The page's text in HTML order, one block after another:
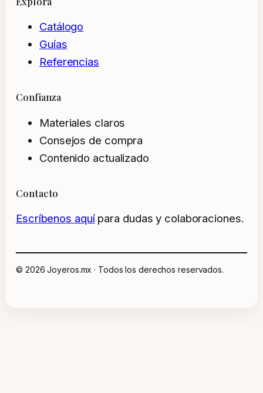
Catálogo
Guías
Referencias
Confianza
Materiales claros
Consejos de compra
Contenido actualizado
Contacto
Escríbenos aquípara dudas y colaboraciones.
© 2026 Joyeros.mx · Todos los derechos reservados.